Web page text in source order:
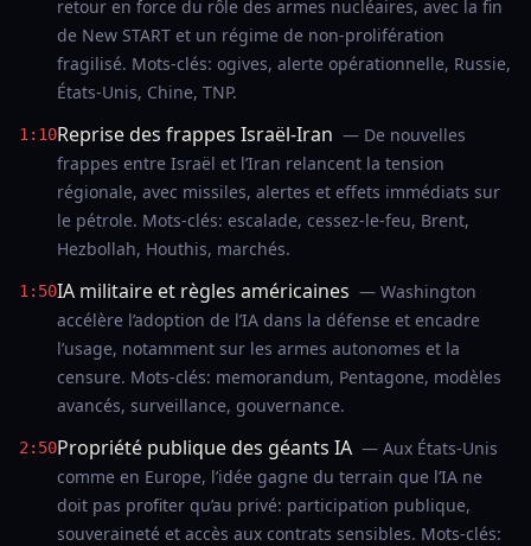
retour en force du rôle des armes nucléaires, avec la fin
de New START et un régime de non-prolifération
fragilisé. Mots-clés: ogives, alerte opérationnelle, Russie,
États-Unis, Chine, TNP.
1:10Reprise des frappes Israël-Iran — De nouvelles
frappes entre Israël et l’Iran relancent la tension
régionale, avec missiles, alertes et effets immédiats sur
le pétrole. Mots-clés: escalade, cessez-le-feu, Brent,
Hezbollah, Houthis, marchés.
1:50IA militaire et règles américaines — Washington
accélère l’adoption de l’IA dans la défense et encadre
l’usage, notamment sur les armes autonomes et la
censure. Mots-clés: memorandum, Pentagone, modèles
avancés, surveillance, gouvernance.
2:50Propriété publique des géants IA — Aux États-Unis
comme en Europe, l’idée gagne du terrain que l’IA ne
doit pas profiter qu’au privé: participation publique,
souveraineté et accès aux contrats sensibles. Mots-clés: